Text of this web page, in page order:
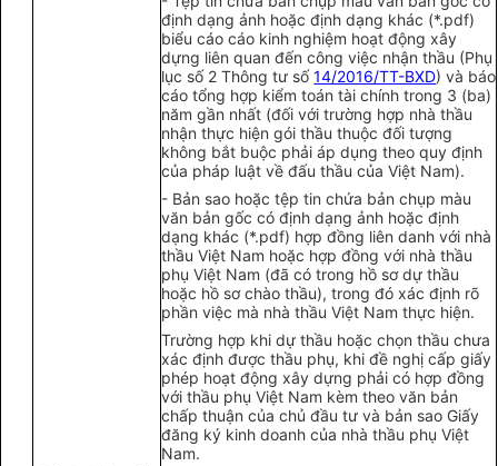
định dạng ảnh hoặc định dạng khác (*.pdf)
biểu cáo cáo kinh nghiệm hoạt động xây
dựng liên quan đến công việc nhận thầu (Phụ
lục số 2 Thông tư số14/2016/TT-BXD) và báo
cáo tổng hợp kiểm toán tài chính trong 3 (ba)
năm gần nhất (đối với trường hợp nhà thầu
nhận thực hiện gói thầu thuộc đối tượng
không bắt buộc phải áp dụng theoquy định
của pháp luật về đấu thầu của Việt Nam).
- Bản sao hoặc tệp tin chứa bản chụp màu
văn bản gốc có định dạng ảnh hoặc định
dạng khác (*.pdf) hợp đồng liên danh với nhà
thầu Việt Nam hoặc hợp đồng với nhà thầu
phụ Việt Nam (đã có trong hồ sơ dự thầu
hoặc hồ sơ chào thầu), trong đó xác định rõ
phần việc mà nhà thầu Việt Nam thực hiện.
Trường hợp khi dự thầu hoặc chọn thầu chưa
xác định được thầu phụ, khi đề nghị cấp giấy
phép hoạt động xây dựng phải có hợp đồng
với thầu phụ Việt Nam kèm theo văn bản
chấp thuận của chủ đầu tư và bản sao Giấy
đăng ký kinh doanh của nhà thầu phụ Việt
Nam.